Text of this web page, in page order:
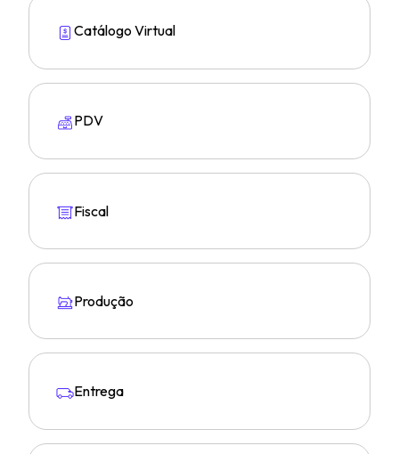
Catálogo Virtual
PDV
Fiscal
Produção
Entrega